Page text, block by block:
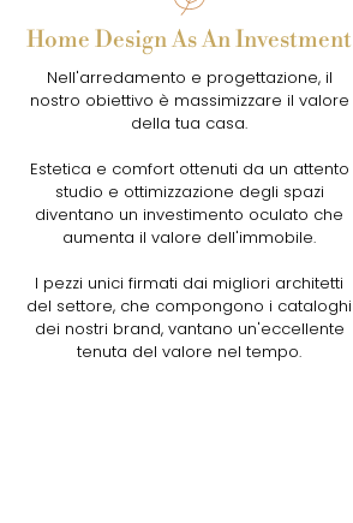
Home Design As An Investment
Nell'arredamento e progettazione, il
nostro obiettivo è massimizzare il valore
della tua casa.
Estetica e comfort ottenuti da un attento
studio e ottimizzazione degli spazi
diventano un investimento oculato che
aumenta il valore dell'immobile.
I pezzi unici firmati dai migliori architetti
del settore, che compongono i cataloghi
dei nostri brand, vantano un'eccellente
tenuta del valore nel tempo.